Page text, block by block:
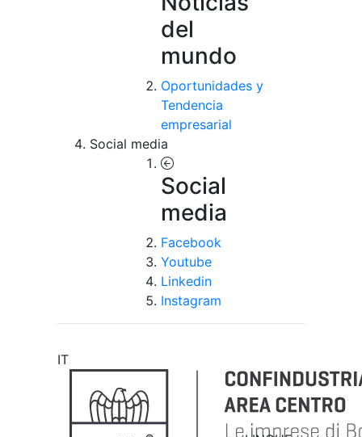
del
mundo
Oportunidades y
Tendencia
empresarial
Social media
Social
media
Facebook
Youtube
Linkedin
Instagram
IT